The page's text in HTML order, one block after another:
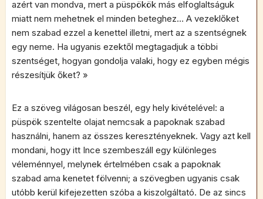
azért van mondva, mert a püspökök más elfoglaltságuk
miatt nem mehetnek el minden beteghez… A vezeklőket
nem szabad ezzel a kenettel illetni, mert az a szentségnek
egy neme. Ha ugyanis ezektől megtagadjuk a többi
szentséget, hogyan gondolja valaki, hogy ez egyben mégis
részesítjük őket? »
Ez a szöveg világosan beszél, egy hely kivételével: a
püspök szentelte olajat nemcsak a papoknak szabad
használni, hanem az összes keresztényeknek. Vagy azt kell
mondani, hogy itt Ince szembeszáll egy különleges
véleménnyel, melynek értelmében csak a papoknak
szabad ama kenetet fölvenni; a szövegben ugyanis csak
utóbb kerül kifejezetten szóba a kiszolgáltató. De az sincs